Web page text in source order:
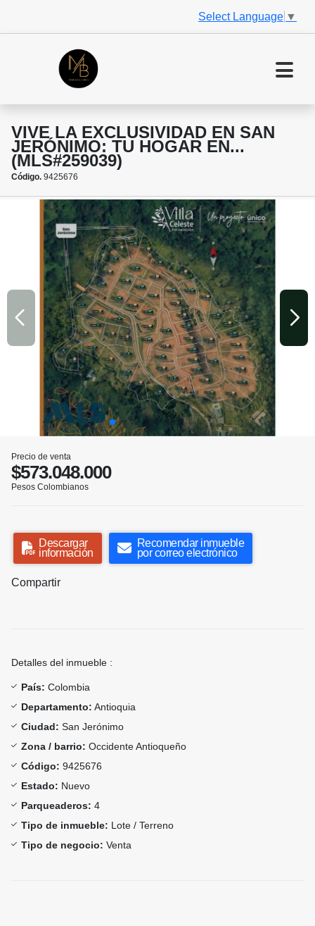
Select Language ▼
VIVE LA EXCLUSIVIDAD EN SAN
JERÓNIMO: TU HOGAR EN...
(MLS#259039)
Código. 9425676
Precio de venta
$573.048.000
Pesos Colombianos
Descargar
información
Recomendar inmueble
por correo electrónico
Compartir
Detalles del inmueble :
País: Colombia
Departamento: Antioquia
Ciudad: San Jerónimo
Zona / barrio: Occidente Antioqueño
Código: 9425676
Estado: Nuevo
Parqueaderos: 4
Tipo de inmueble: Lote / Terreno
Tipo de negocio: Venta